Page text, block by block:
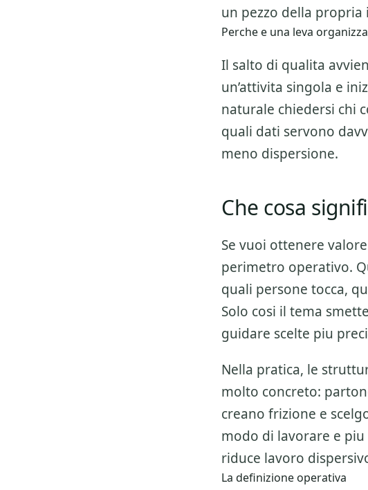
un pezzo della
Perche e una leva
Il salto di qualita
un’attivita singola e
naturale chiedersi chi
quali dati servono
meno dispersione.
Che cosa
Se vuoi ottenere
perimetro operativo.
quali persone tocca,
Solo cosi il tema
guidare scelte piu
Nella pratica, le
molto concreto:
creano frizione e
modo di lavorare e
riduce lavoro
La definizione operativa